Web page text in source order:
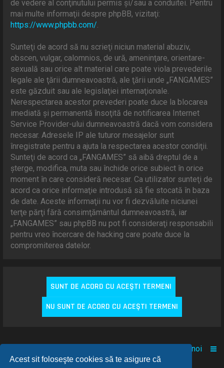
Acest sit foloseşte cookies să te asigure că
de vedere al conţinutului permis şi/sau a conduitei. Pentru
mai multe informaţii despre phpBB, vizitaţi:
https://www.phpbb.com/.
Sunteţi de acord să nu scrieţi niciun material abuziv,
obscen, vulgar, calomnios, de ură, ameninţare, orientare-
sexuală sau orice alt material care poate viola prevederile
legale ale ţării dumneavoastră, ale ţării unde „FANGAMES”
este găzduit sau ale legislaţiei internaţionale.
Nerespectarea acestor prevederi poate duce la blocarea
imediată şi permanentă însoţită de notificarea Internet
Service Provider-ului dumneavoastră dacă vom considera
necesar. Adresele IP ale tuturor mesajelor sunt
înregistrate pentru a ajuta la respectarea acestor condiţii.
Sunteţi de acord ca „FANGAMES” să aibă dreptul de a
şterge, modifica, muta sau închide orice subiect în orice
moment în care consideră necesar. Ca utilizator sunteţi de
acord ca orice informaţie introdusă să fie stocată în baza
de date. Aceste informaţii nu vor fi dezvăluite niciunei
terţe părţi fără consimţământul dumneavoastră, iar
„FANGAMES” sau phpBB nu pot fi consideraţi responsabili
pentru vreo încercare de hacking care poate duce la
compromiterea datelor.
Despre noi